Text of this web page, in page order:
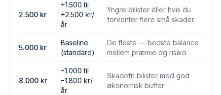
2.500 kr
+1.500 til
+2.500 kr/
år
Yngre bilister eller hvis du
forventer flere små skader
5.000 kr
Baseline
(standard)
De fleste — bedste balance
mellem præmie og risiko
8.000 kr
−1.000 til
−1.800 kr/
år
Skadefri bilister med god
økonomisk buffer